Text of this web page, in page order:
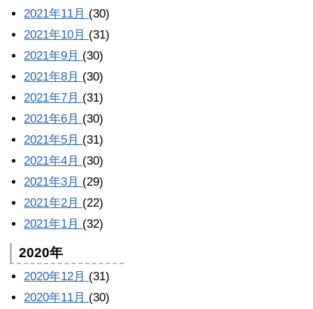
2021年11月 (30)
2021年10月 (31)
2021年9月 (30)
2021年8月 (30)
2021年7月 (31)
2021年6月 (30)
2021年5月 (31)
2021年4月 (30)
2021年3月 (29)
2021年2月 (22)
2021年1月 (32)
2020年
2020年12月 (31)
2020年11月 (30)